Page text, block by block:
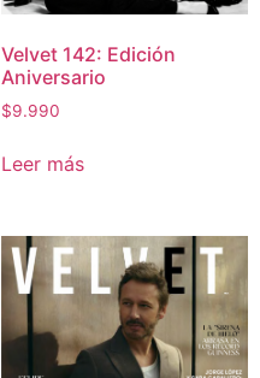
Velvet 142: Edición
Aniversario
$9.990
Leer más